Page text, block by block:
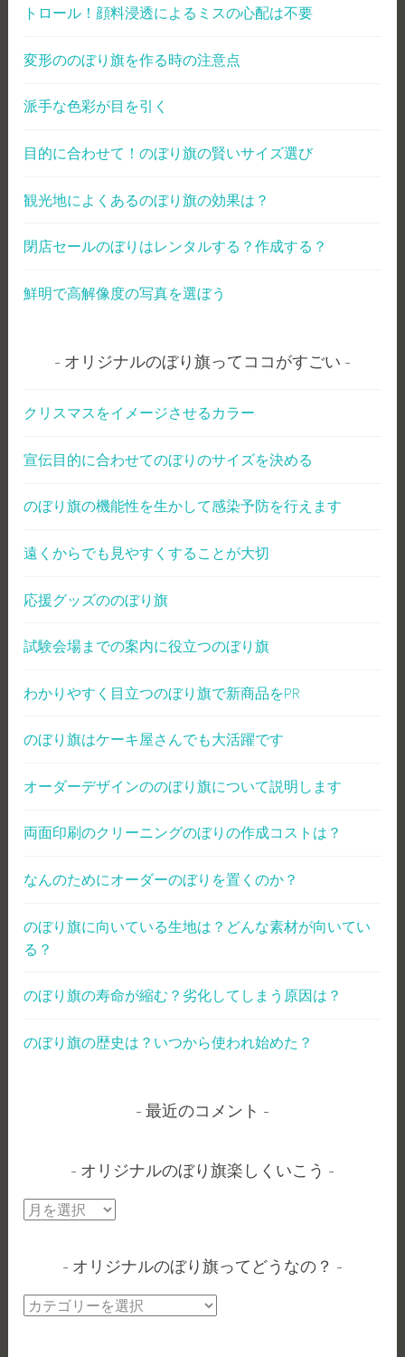
トロール！顔料浸透によるミスの心配は不要
変形ののぼり旗を作る時の注意点
派手な色彩が目を引く
目的に合わせて！のぼり旗の賢いサイズ選び
観光地によくあるのぼり旗の効果は？
閉店セールのぼりはレンタルする？作成する？
鮮明で高解像度の写真を選ぼう
オリジナルのぼり旗ってココがすごい
クリスマスをイメージさせるカラー
宣伝目的に合わせてのぼりのサイズを決める
のぼり旗の機能性を生かして感染予防を行えます
遠くからでも見やすくすることが大切
応援グッズののぼり旗
試験会場までの案内に役立つのぼり旗
わかりやすく目立つのぼり旗で新商品をPR
のぼり旗はケーキ屋さんでも大活躍です
オーダーデザインののぼり旗について説明します
両面印刷のクリーニングのぼりの作成コストは？
なんのためにオーダーのぼりを置くのか？
のぼり旗に向いている生地は？どんな素材が向いてい
る？
のぼり旗の寿命が縮む？劣化してしまう原因は？
のぼり旗の歴史は？いつから使われ始めた？
最近のコメント
オリジナルのぼり旗楽しくいこう
オ
ル
の
オリジナルのぼり旗ってどうなの？
オ